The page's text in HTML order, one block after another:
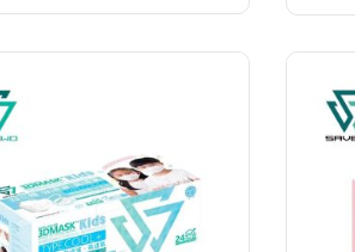
至
願
望
清
單
至
願
望